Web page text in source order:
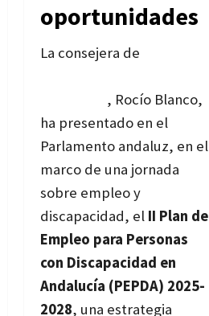
oportunidades
La consejera de
, Rocío Blanco,
ha presentado en el
Parlamento andaluz, en el
marco de una jornada
sobre empleo y
discapacidad, el II Plan de
Empleo para Personas
con Discapacidad en
Andalucía (PEPDA) 2025-
2028, una estrategia